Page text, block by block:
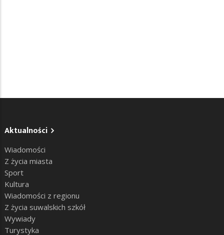
Aktualności
Wiadomości
Z życia miasta
Sport
Kultura
Wiadomości z regionu
Z życia suwalskich szkół
Wywiady
Turystyka